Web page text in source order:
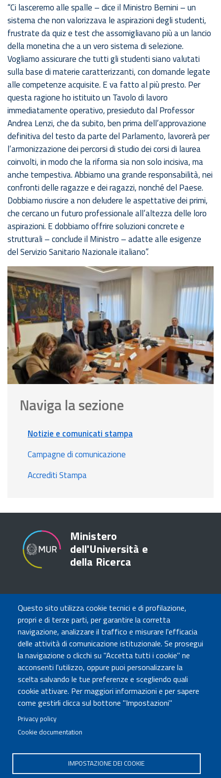
Questo sito utilizza cookie tecnici e di profilazione,
propri e di terze parti, per garantire la corretta
navigazione, analizzare il traffico e misurare l'efficacia
delle attività di comunicazione istituzionale. Se prosegui
la navigazione o clicchi su "Accetta tutti i cookie" ne
acconsenti l'utilizzo, oppure puoi personalizzare la
scelta salvando le tue preferenze e scegliendo quali
cookie attivare. Per maggiori informazioni e per sapere
come gestirli clicca sul bottone "Impostazioni"
Privacy policy
Cookie documentation
IMPOSTAZIONE DEI COOKIE
“Ci lasceremo alle spalle – dice il Ministro Bernini – un
sistema che non valorizzava le aspirazioni degli studenti,
frustrate da quiz e test che assomigliavano più a un lancio
della monetina che a un vero sistema di selezione.
Vogliamo assicurare che tutti gli studenti siano valutati
sulla base di materie caratterizzanti, con domande legate
alle competenze acquisite. E va fatto al più presto. Per
questa ragione ho istituito un Tavolo di lavoro
immediatamente operativo, presieduto dal Professor
Andrea Lenzi, che da subito, ben prima dell’approvazione
definitiva del testo da parte del Parlamento, lavorerà per
l’armonizzazione dei percorsi di studio dei corsi di laurea
coinvolti, in modo che la riforma sia non solo incisiva, ma
anche tempestiva. Abbiamo una grande responsabilità, nei
confronti delle ragazze e dei ragazzi, nonché del Paese.
Dobbiamo riuscire a non deludere le aspettative dei primi,
che cercano un futuro professionale all’altezza delle loro
aspirazioni. E dobbiamo offrire soluzioni concrete e
strutturali – conclude il Ministro – adatte alle esigenze
del Servizio Sanitario Nazionale italiano”.
Naviga la sezione
Notizie e comunicati stampa
Campagne di comunicazione
Accrediti Stampa
Ministero
dell'Università e
della Ricerca
TRASPARENZA
Amministrazione Trasparente
Atti di notifica
Albo online
Concorsi
COMUNICA CON NOI
Urp
Posta elettronica certificata
Sedi e contatti
Governo Italiano
Tutti i diritti riservati © 2020